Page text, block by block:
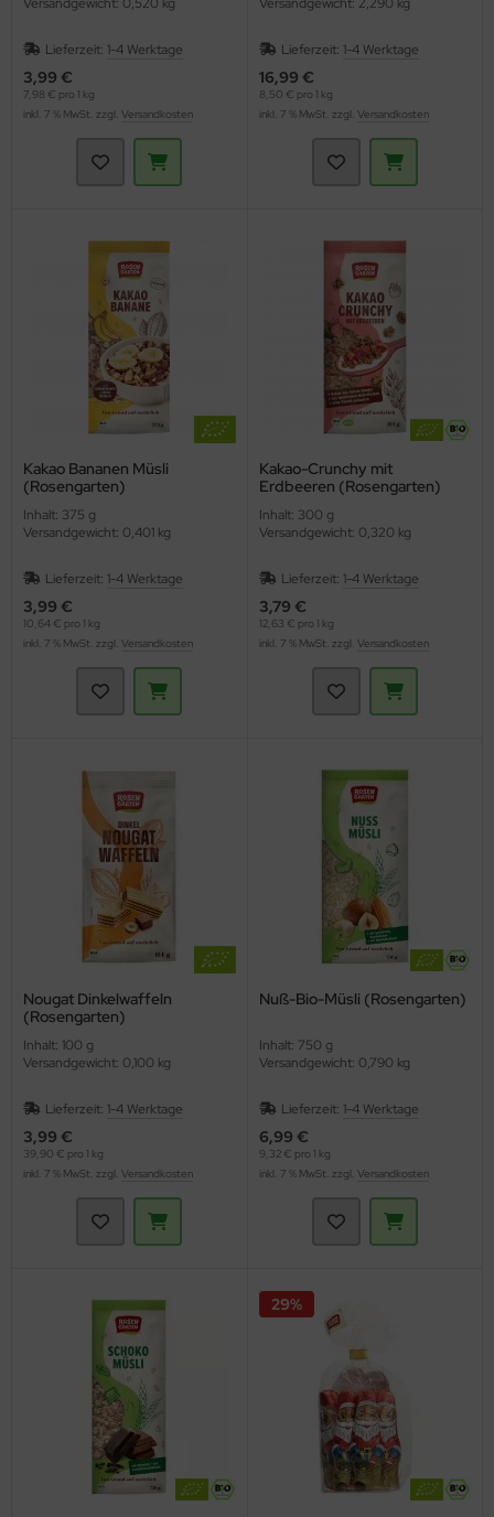
Lieferzeit: 1-4 Werktage
3,99 €
7,98 € pro 1 kg
inkl. 7 % MwSt. zzgl. Versandkosten
Lieferzeit: 1-4 Werktage
16,99 €
8,50 € pro 1 kg
inkl. 7 % MwSt. zzgl. Versandkosten
Kakao Bananen Müsli
(Rosengarten)
Inhalt: 375 g
Versandgewicht: 0,401 kg
Lieferzeit: 1-4 Werktage
3,99 €
10,64 € pro 1 kg
inkl. 7 % MwSt. zzgl. Versandkosten
Kakao-Crunchy mit
Erdbeeren (Rosengarten)
Inhalt: 300 g
Versandgewicht: 0,320 kg
Lieferzeit: 1-4 Werktage
3,79 €
12,63 € pro 1 kg
inkl. 7 % MwSt. zzgl. Versandkosten
Nougat Dinkelwaffeln
(Rosengarten)
Inhalt: 100 g
Versandgewicht: 0,100 kg
Lieferzeit: 1-4 Werktage
3,99 €
39,90 € pro 1 kg
inkl. 7 % MwSt. zzgl. Versandkosten
Nuß-Bio-Müsli (Rosengarten)
Inhalt: 750 g
Versandgewicht: 0,790 kg
Lieferzeit: 1-4 Werktage
6,99 €
9,32 € pro 1 kg
inkl. 7 % MwSt. zzgl. Versandkosten
29%